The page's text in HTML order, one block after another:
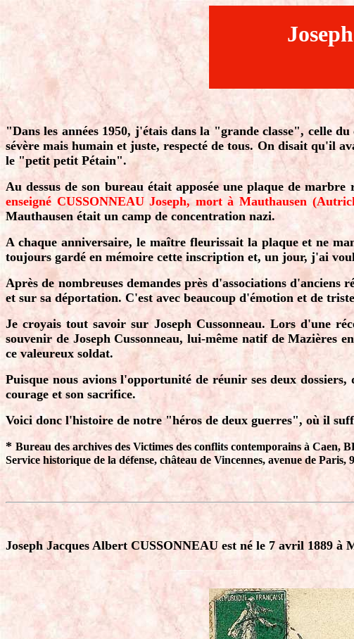
"Dans les années 1950, j'étais dans la "grande classe", celle
sévère mais humain et juste, respecté de tous. On disait qu'il
le "petit petit Pétain".
Au dessus de son bureau était apposée une plaque de
enseigné CUSSONNEAU Joseph, mort à Mauthausen
Mauthausen était un camp de concentration nazi.
A chaque anniversaire, le maître fleurissait la plaque et ne
toujours gardé en mémoire cette inscription et, un jour, j'ai
Après de nombreuses demandes près d'associations
et sur sa déportation. C'est avec beaucoup d'émotion et de
Je croyais tout savoir sur Joseph Cussonneau. Lors d'une
souvenir de Joseph Cussonneau, lui-même natif de Mazières
ce valeureux soldat.
Puisque nous avions l'opportunité de réunir ses deux
courage et son sacrifice.
Voici donc l'histoire de notre "héros de deux guerres", où il
* Bureau des archives des Victimes des conflits contemporains à Caen,
Service historique de la défense, château de Vincennes, avenue de Paris,
Joseph Jacques Albert CUSSONNEAU est né le 7 avril 1889 à